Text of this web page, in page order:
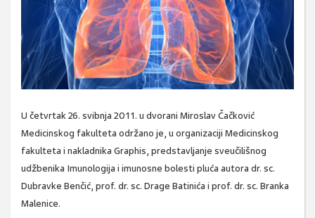
U četvrtak 26. svibnja 2011. u dvorani Miroslav Čačković
Medicinskog fakulteta održano je, u organizaciji Medicinskog
fakulteta i nakladnika Graphis, predstavljanje sveučilišnog
udžbenika Imunologija i imunosne bolesti pluća autora dr. sc.
Dubravke Benčić, prof. dr. sc. Drage Batinića i prof. dr. sc. Branka
Malenice.